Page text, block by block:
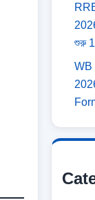
শুরু
WB